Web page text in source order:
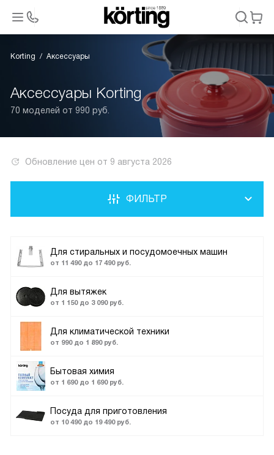
Korting Аксессуары
Аксессуары Korting
70 моделей от 990 руб.
Обновление цен от 9 августа 2026
Для стиральных и посудомоечных машин
от 11 490 до 17 490 руб.
Для вытяжек
от 1 150 до 3 090 руб.
Для климатической техники
от 990 до 1 890 руб.
Бытовая химия
от 1 690 до 1 690 руб.
Посуда для приготовления
от 10 490 до 19 490 руб.
ФИЛЬТР